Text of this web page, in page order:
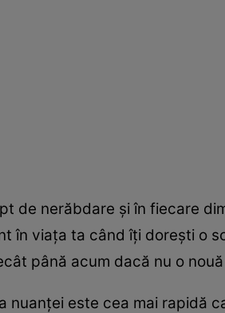
de nerăbdare şi în fiecare
în viaţa ta când îţi doreşti o
până acum dacă nu o
nuanţei este cea mai rapidă